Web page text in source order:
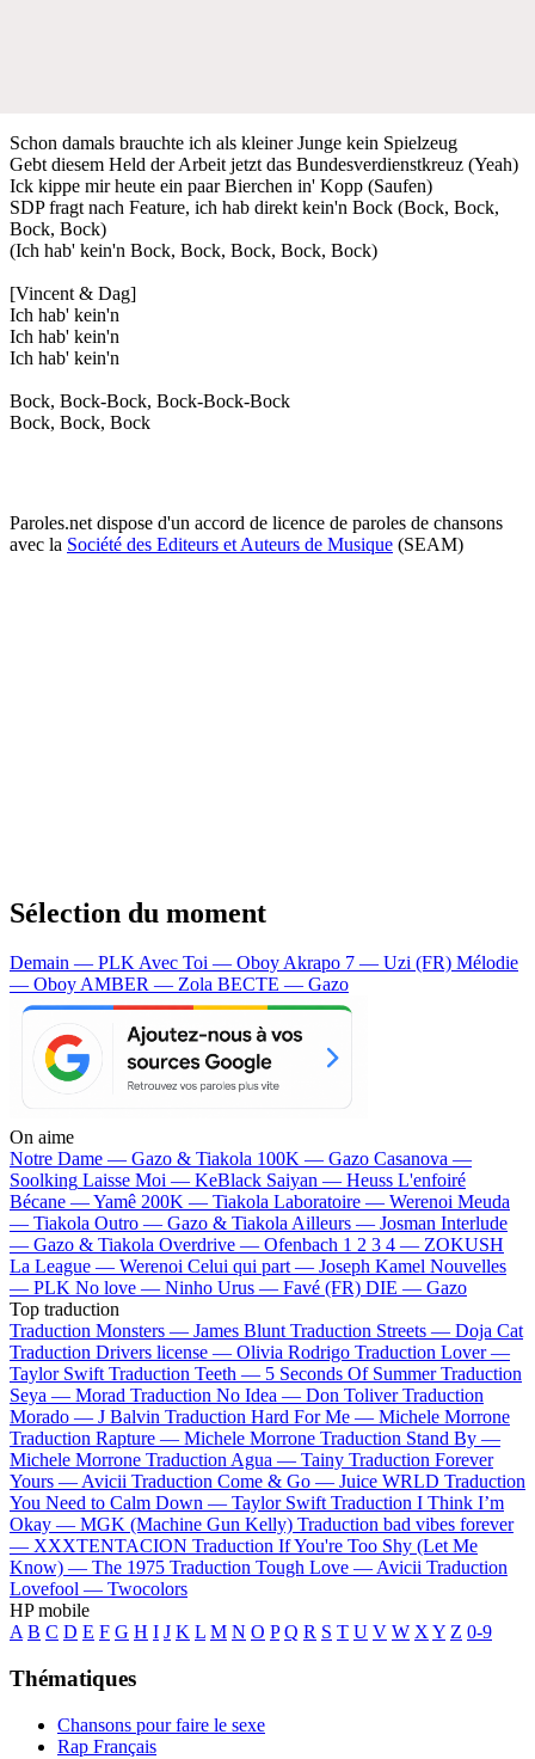
Schon damals brauchte ich als kleiner Junge kein Spielzeug
Gebt diesem Held der Arbeit jetzt das Bundesverdienstkreuz (Yeah)
Ick kippe mir heute ein paar Bierchen in' Kopp (Saufen)
SDP fragt nach Feature, ich hab direkt kein'n Bock (Bock, Bock,
Bock, Bock)
(Ich hab' kein'n Bock, Bock, Bock, Bock, Bock)
[Vincent & Dag]
Ich hab' kein'n
Ich hab' kein'n
Ich hab' kein'n
Bock, Bock-Bock, Bock-Bock-Bock
Bock, Bock, Bock
Paroles.net dispose d'un accord de licence de paroles de chansons
avec la Société des Editeurs et Auteurs de Musique (SEAM)
Sélection du moment
Demain — PLKAvec Toi — OboyAkrapo 7 — Uzi (FR) Mélodie
— OboyAMBER — Zola BECTE — Gazo
On aime
Notre Dame — Gazo & Tiakola 100K — Gazo Casanova —
Soolking Laisse Moi — KeBlack Saiyan — Heuss L'enfoiré
Bécane —Yamê 200K — Tiakola Laboratoire — Werenoi Meuda
— Tiakola Outro — Gazo & TiakolaAilleurs — Josman Interlude
— Gazo & Tiakola Overdrive — Ofenbach 1 2 3 4 — ZOKUSH
La League — Werenoi Celui qui part — Joseph Kamel Nouvelles
— PLK No love — Ninho Urus — Favé (FR) DIE — Gazo
Top traduction
Traduction Monsters — James Blunt Traduction Streets — Doja Cat
Traduction Drivers license — Olivia Rodrigo Traduction Lover —
Taylor Swift Traduction Teeth — 5 Seconds Of Summer Traduction
Seya — Morad Traduction No Idea — Don Toliver Traduction
Morado — J Balvin Traduction Hard For Me — Michele Morrone
Traduction Rapture — Michele Morrone Traduction Stand By —
Michele Morrone Traduction Agua — Tainy Traduction Forever
Yours —Avicii Traduction Come & Go — Juice WRLD Traduction
You Need to Calm Down — Taylor Swift Traduction I Think I’m
Okay — MGK (Machine Gun Kelly) Traduction bad vibes forever
— XXXTENTACION Traduction If You're Too Shy (Let Me
Know) — The 1975 Traduction Tough Love —Avicii Traduction
Lovefool — Twocolors
HP mobile
A B C D E F G H I J K L M N O P Q R S T U V W XY Z 0-9
Thématiques
Chansons pour faire le sexe
Rap Français